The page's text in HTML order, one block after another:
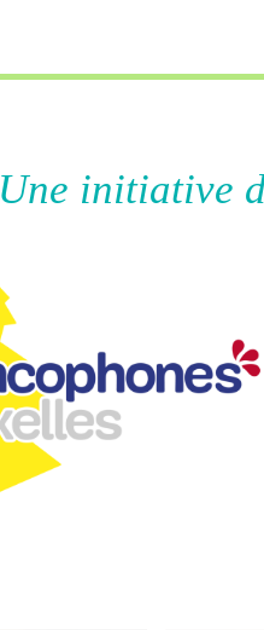
Une initiative